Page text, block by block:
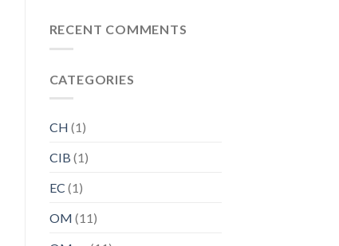
RECENT COMMENTS
CATEGORIES
CH (1)
CIB (1)
EC (1)
OM (11)